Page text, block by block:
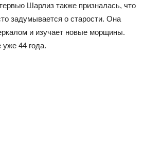
Шарлиз также призналась, что
задумывается о старости. Она
и изучает новые морщины.
44 года.